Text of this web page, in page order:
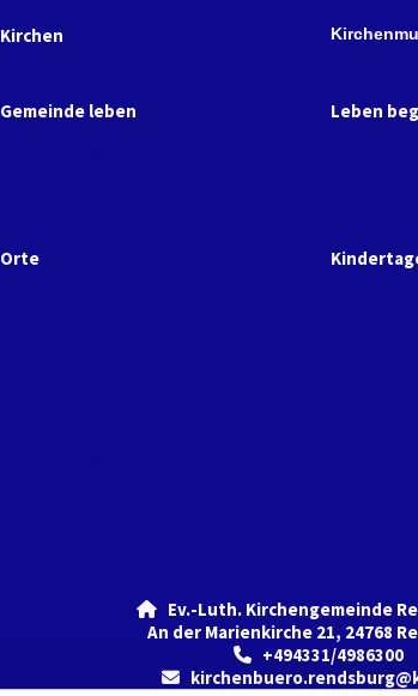
Kirchen
Gemeinde leben Leben
Orte
Ev.-Luth. Kirchengemeinde
An der Marienkirche 21, 24768
 +494331/4986300
